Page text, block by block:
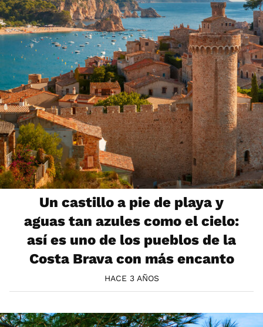
Un castillo a pie de playa y
aguas tan azules como el cielo:
así es uno de los pueblos de la
Costa Brava con más encanto
HACE 3 AÑOS